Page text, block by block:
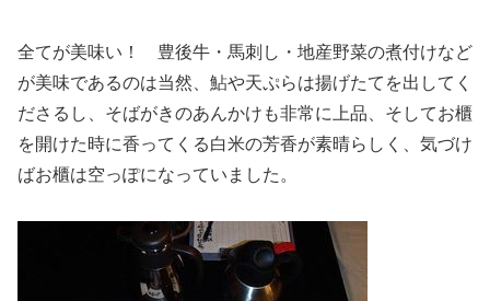
全てが美味い！ 豊後牛・馬刺し・地産野菜の煮付けなど
が美味であるのは当然、鮎や天ぷらは揚げたてを出してく
ださるし、そばがきのあんかけも非常に上品、そしてお櫃
を開けた時に香ってくる白米の芳香が素晴らしく、気づけ
ばお櫃は空っぽになっていました。